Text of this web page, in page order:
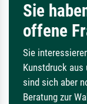
Sie
offene
Sie
Kunstdruck aus
sind sich aber
Beratung zur